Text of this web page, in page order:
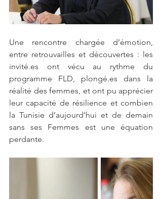
Une rencontre chargée d’émotion,
entre retrouvailles et découvertes : les
invité.es ont vécu au rythme du
programme FLD, plongé.es dans la
réalité des femmes, et ont pu apprécier
leur capacité de résilience et combien
la Tunisie d’aujourd’hui et de demain
sans ses Femmes est une équation
perdante.